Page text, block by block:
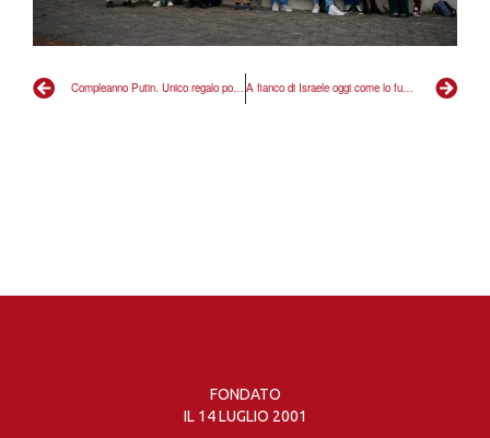
Compleanno Putin. Unico regalo possibile sono nuove incriminazioni A fianco di Israele oggi come lo fummo 41 anni fa con Marco Pannella, dopo attentato a sinagoga di Roma
FONDATO
IL 14 LUGLIO 2001